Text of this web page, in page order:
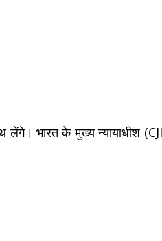
भारत के मुख्य न्यायाधीश